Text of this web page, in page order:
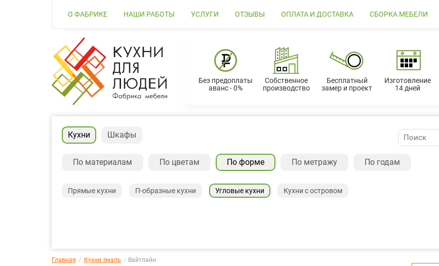
О ФАБРИКЕ НАШИ РАБОТЫ УСЛУГИ ОТЗЫВЫ ОПЛАТА И ДОСТАВКА СБОРКА МЕБЕЛИ
Без предоплаты
аванс - 0%
Собственное
производство
Бесплатный
замер и проект
Изготовление
14 дней
Кухни Шкафы
По материалам По цветам По форме По метражу По годам
Прямые кухни П-образные кухни Угловые кухни Кухни с островом
Главная Кухни эмаль Вайтлайн